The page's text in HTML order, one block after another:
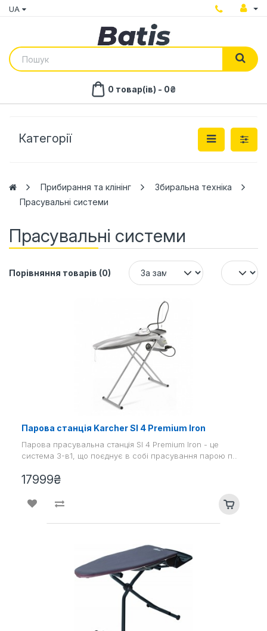
UA
0 товар(ів) - 0₴
Категорії
Прибирання та клінінг
Збиральна техніка
Прасувальні системи
Прасувальні системи
Порівняння товарів (0)
Парова станція Karcher SI 4 Premium Iron
Парова прасувальна станція SI 4 Premium Iron - це
система 3-в1, що поєднує в собі прасування парою п..
17999₴